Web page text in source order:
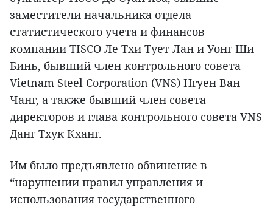
заместители начальника отдела
статистического учета и финансов
компании TISCO Ле Тхи Тует Лан и Уонг Ши
Бинь, бывший член контрольного совета
Vietnam Steel Corporation (VNS) Нгуен Ван
Чанг, а также бывший член совета
директоров и глава контрольного совета VNS
Данг Тхук Кханг.
Им было предъявлено обвинение в
“нарушении правил управления и
использования государственного